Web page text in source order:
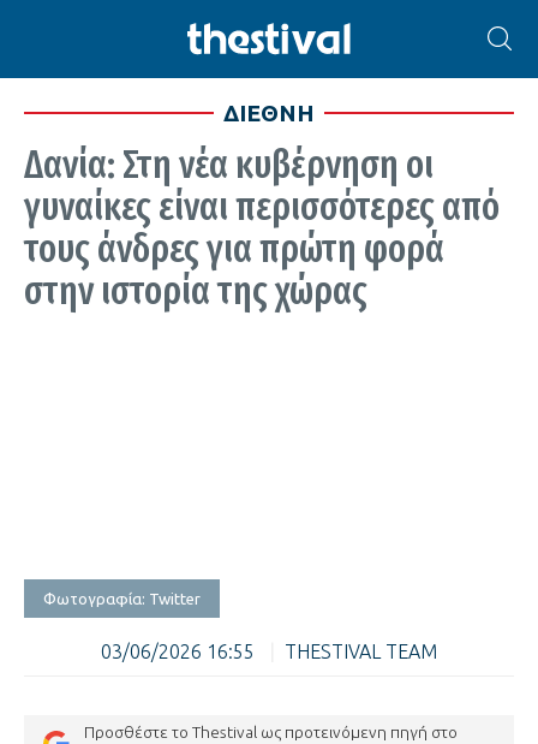
ΔΙΕΘΝΗ
Δανία: Στη νέα κυβέρνηση οι
γυναίκες είναι περισσότερες από
τους άνδρες για πρώτη φορά
στην ιστορία της χώρας
Φωτογραφία: Twitter
03/06/2026 16:55 THESTIVAL TEAM
Προσθέστε το Thestival ως προτεινόμενη πηγή στο